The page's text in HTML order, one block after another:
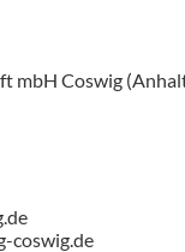
mbH Coswig
coswig.de